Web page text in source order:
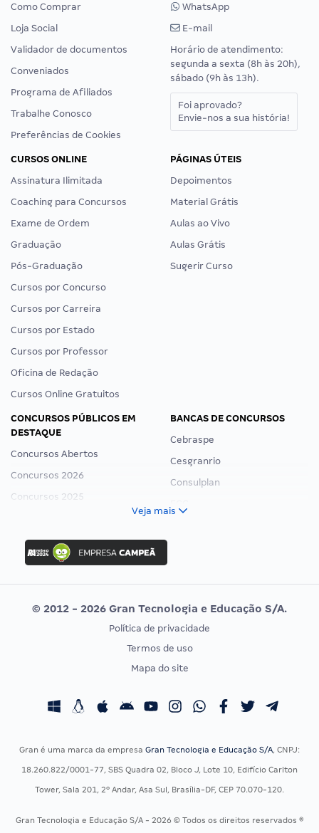
Como Comprar
Loja Social
Validador de documentos
Conveniados
Programa de Afiliados
Trabalhe Conosco
Preferências de Cookies
WhatsApp
E-mail
Horário de atendimento:
segunda a sexta (8h às 20h),
sábado (9h às 13h).
Foi aprovado?
Envie-nos a sua história!
CURSOS ONLINE
Assinatura Ilimitada
Coaching para Concursos
Exame de Ordem
Graduação
Pós-Graduação
Cursos por Concurso
Cursos por Carreira
Cursos por Estado
Cursos por Professor
Oficina de Redação
Cursos Online Gratuitos
PÁGINAS ÚTEIS
Depoimentos
Material Grátis
Aulas ao Vivo
Aulas Grátis
Sugerir Curso
CONCURSOS PÚBLICOS EM
DESTAQUE
Concursos Abertos
Concursos 2026
Concursos 2025
Concurso Ibama
Concurso MPU
Editais publicados
BANCAS DE CONCURSOS
Cebraspe
Cesgranrio
Consulplan
Vunesp
CONCURSOS POR PROFISSÃO
Concursos Fiscais
Residência Multiprofissional
EXAME DE ORDEM
Calendário OAB
Veja mais
© 2012 - 2026 Gran Tecnologia e Educação S/A.
Política de privacidade
Termos de uso
Mapa do site
Gran é uma marca da empresa Gran Tecnologia e Educação S/A, CNPJ:
18.260.822/0001-77, SBS Quadra 02, Bloco J, Lote 10, Edifício Carlton
Tower, Sala 201, 2º Andar, Asa Sul, Brasília-DF, CEP 70.070-120.
Gran Tecnologia e Educação S/A - 2026 © Todos os direitos reservados ®